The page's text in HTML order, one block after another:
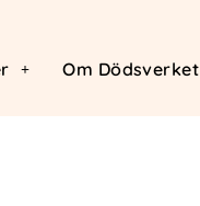
Om Dödsverket